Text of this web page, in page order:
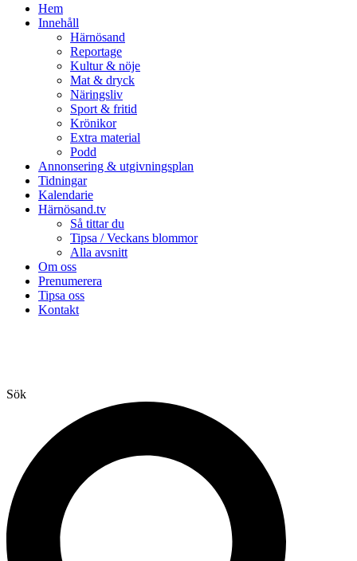
Hem
Innehåll
Härnösand
Reportage
Kultur & nöje
Mat & dryck
Näringsliv
Sport & fritid
Krönikor
Extra material
Podd
Annonsering & utgivningsplan
Tidningar
Kalendarie
Härnösand.tv
Så tittar du
Tipsa / Veckans blommor
Alla avsnitt
Om oss
Prenumerera
Tipsa oss
Kontakt
Sök